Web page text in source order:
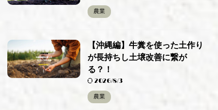
農業
【沖縄編】牛糞を使った土作り
が長持ちし土壌改善に繋が
る？！
2026/8/3
農業